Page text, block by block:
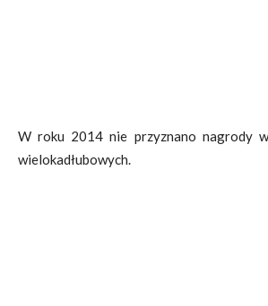
W roku 2014 nie przyznano nagrody
wielokadłubowych.